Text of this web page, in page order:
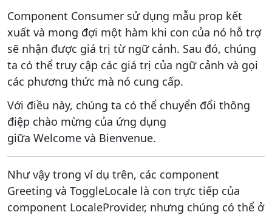
Component Consumer sử dụng mẫu prop kết
xuất và mong đợi một hàm khi con của nó hỗ trợ
sẽ nhận được giá trị từ ngữ cảnh. Sau đó, chúng
ta có thể truy cập các giá trị của ngữ cảnh và gọi
các phương thức mà nó cung cấp.
Với điều này, chúng ta có thể chuyển đổi thông
điệp chào mừng của ứng dụng
giữa Welcome và Bienvenue.
Như vậy trong ví dụ trên, các component
Greeting và ToggleLocale là con trực tiếp của
component LocaleProvider, nhưng chúng có thể ở